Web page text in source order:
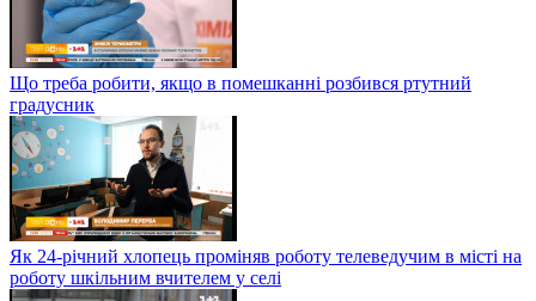
Що треба робити, якщо в помешканні розбився ртутний
градусник
Як 24-річний хлопець проміняв роботу телеведучим в місті на
роботу шкільним вчителем у селі